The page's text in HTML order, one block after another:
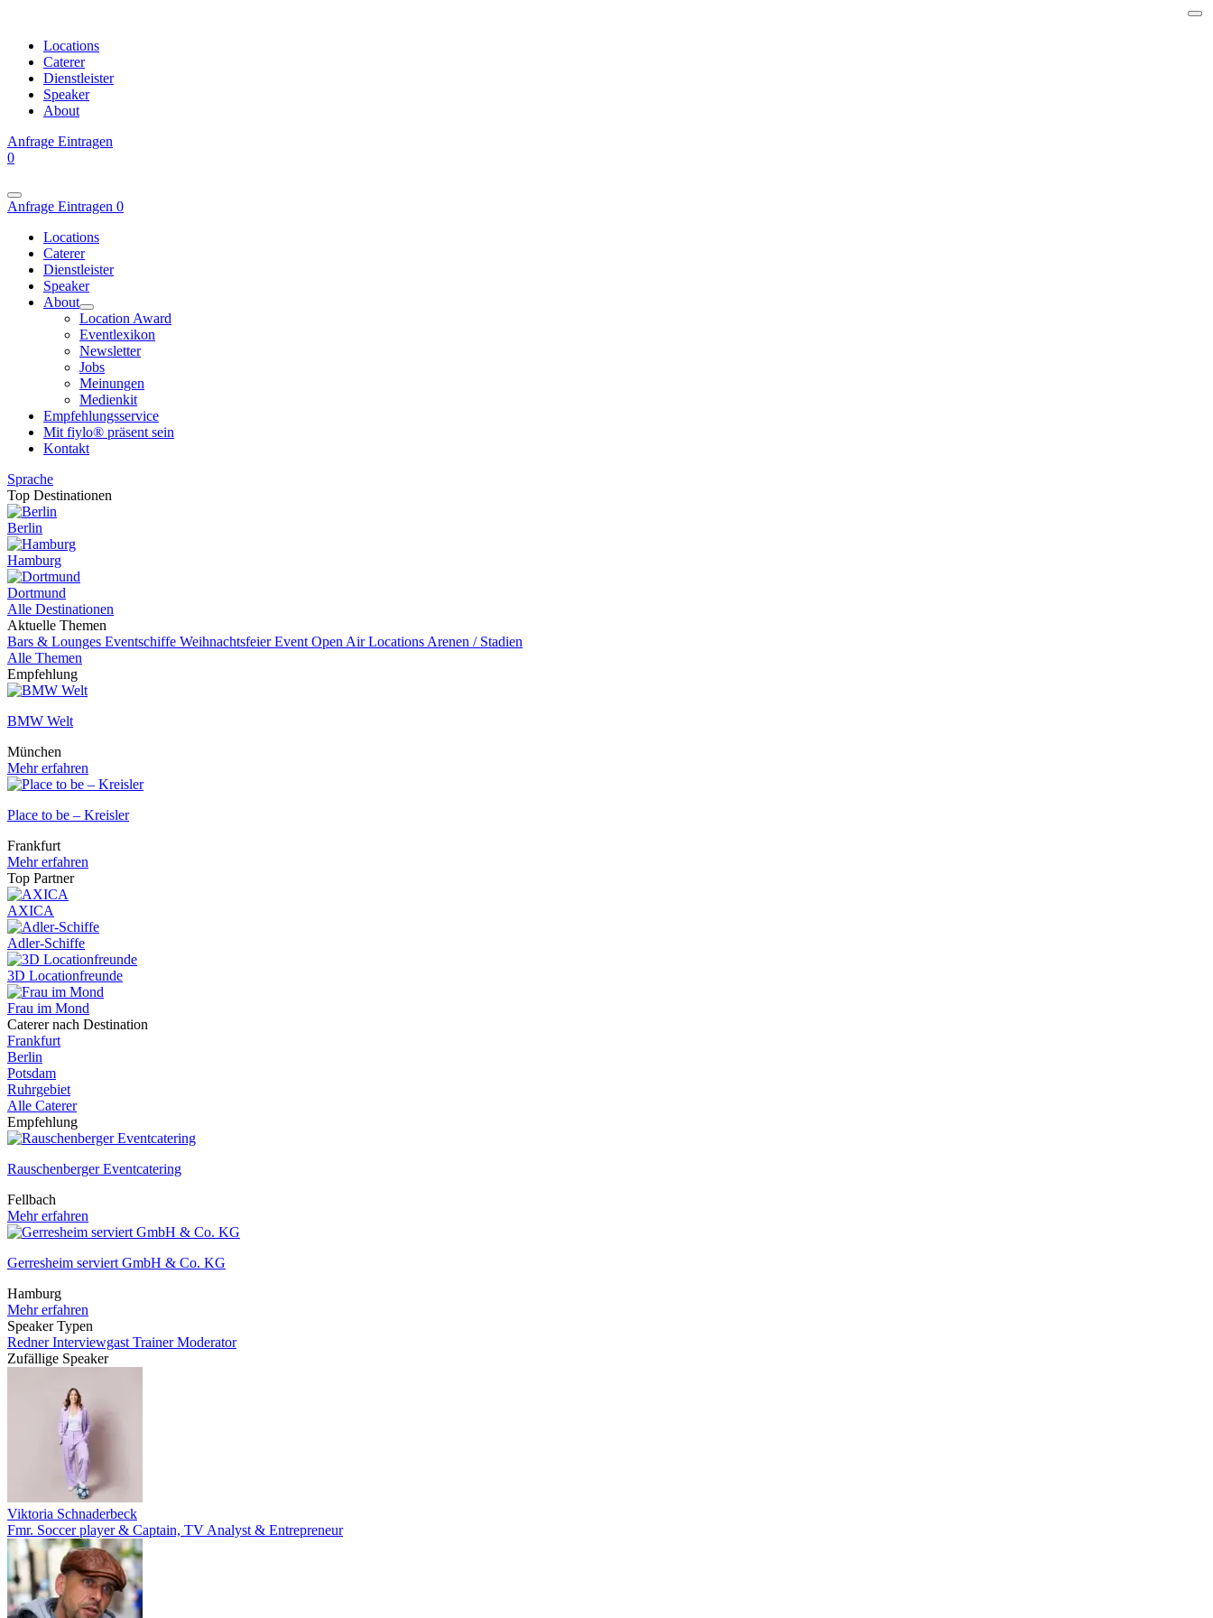
Locations
Caterer
Dienstleister
Speaker
About
Anfrage Eintragen
0
Anfrage Eintragen 0
Locations
Caterer
Dienstleister
Speaker
About
Location Award
Eventlexikon
Newsletter
Jobs
Meinungen
Medienkit
Empfehlungsservice
Mit fiylo® präsent sein
Kontakt
Sprache
Top Destinationen
Berlin
Hamburg
Dortmund
Alle Destinationen
Aktuelle Themen
Bars & Lounges Eventschiffe WeihnachtsfeierEvent Open Air Locations Arenen / Stadien
Alle Themen
Empfehlung
BMW Welt
München
Mehr erfahren
Place to be – Kreisler
Frankfurt
Mehr erfahren
Top Partner
AXICA
Adler-Schiffe
3D Locationfreunde
Frau im Mond
Caterer nach Destination
Frankfurt
Berlin
Potsdam
Ruhrgebiet
Alle Caterer
Empfehlung
Rauschenberger Eventcatering
Fellbach
Mehr erfahren
Gerresheim serviert GmbH & Co. KG
Hamburg
Mehr erfahren
Speaker Typen
RednerInterviewgast TrainerModerator
Zufällige Speaker
Viktoria Schnaderbeck
Fmr. Soccer player & Captain, TV Analyst & Entrepreneur